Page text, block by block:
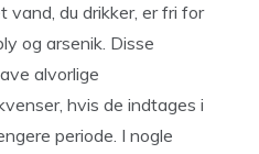
du drikker, er fri for
og arsenik. Disse
alvorlige
hvis de indtages i
periode. I nogle